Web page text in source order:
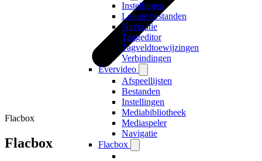
Instellingen
Lokale bestanden
Navigatie
Taggeditor
Tagveldtoewijzingen
Verbindingen
Evervideo
Afspeellijsten
Bestanden
Instellingen
Mediabibliotheek
Mediaspeler
Navigatie
Flacbox
Flacbox
Flacbox